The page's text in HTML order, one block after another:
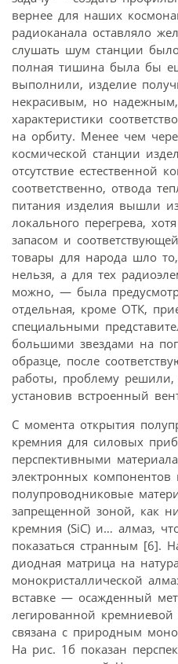
вернее для наших
радиоканала оставляло
слушать шум станции
полная тишина была бы
выполнили, изделие
некрасивым, но
характеристики
на орбиту. Менее чем
космической станции
отсутствие естественной
соответственно, отвода
питания изделия вышли
локального перегрева,
запасом и
товары для народа шло
нельзя, а для тех
можно, — была
отдельная, кроме ОТК,
специальными
большими звездами на
образце, после
работы, проблему
установив встроенный
С момента открытия
кремния для силовых
перспективными
электронных компонентов
полупроводниковые
запрещенной зоной, как
кремния (SiC) и… алмаз,
показаться странным [6].
диодная матрица на
монокристаллической
вставке — осажденный
легированной
связана с природным
На рис. 1б показан